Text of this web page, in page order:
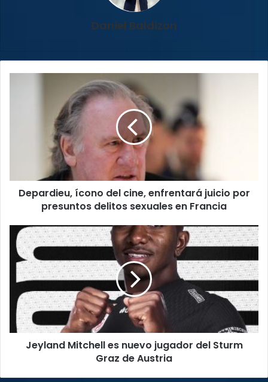
Daniel Baldizon
delitos
sexuales
Depardieu, ícono del cine, enfrentará juicio por
presuntos delitos sexuales en Francia
Jeyland
Mitchell
es
nuevo
jugador
del
Sturm
Graz
de
AustriaJeyland Mitchell es nuevo jugador del Sturm
Graz de Austria